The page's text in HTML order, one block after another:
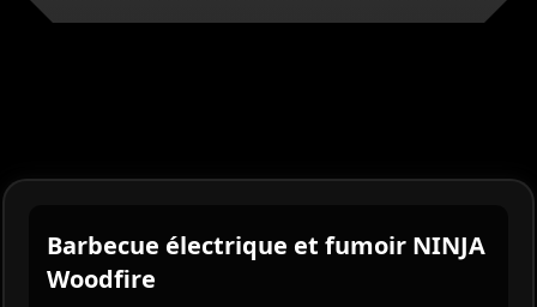
Barbecue électrique et fumoir NINJA
Woodfire